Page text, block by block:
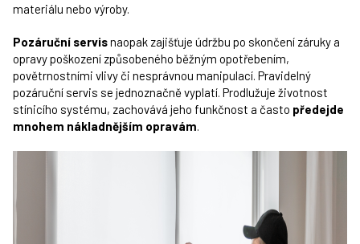
materiálu nebo výroby.
Pozáruční servisnaopak zajišťuje údržbu po skončení záruky a
opravy poškození způsobeného běžným opotřebením,
povětrnostními vlivy či nesprávnou manipulací. Pravidelný
pozáruční servis se jednoznačně vyplatí. Prodlužuje životnost
stínicího systému, zachovává jeho funkčnost a často předejde
mnohem nákladnějším opravám.